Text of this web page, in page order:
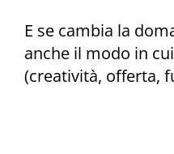
E se cambia la
anche il modo in
(creatività, offerta,